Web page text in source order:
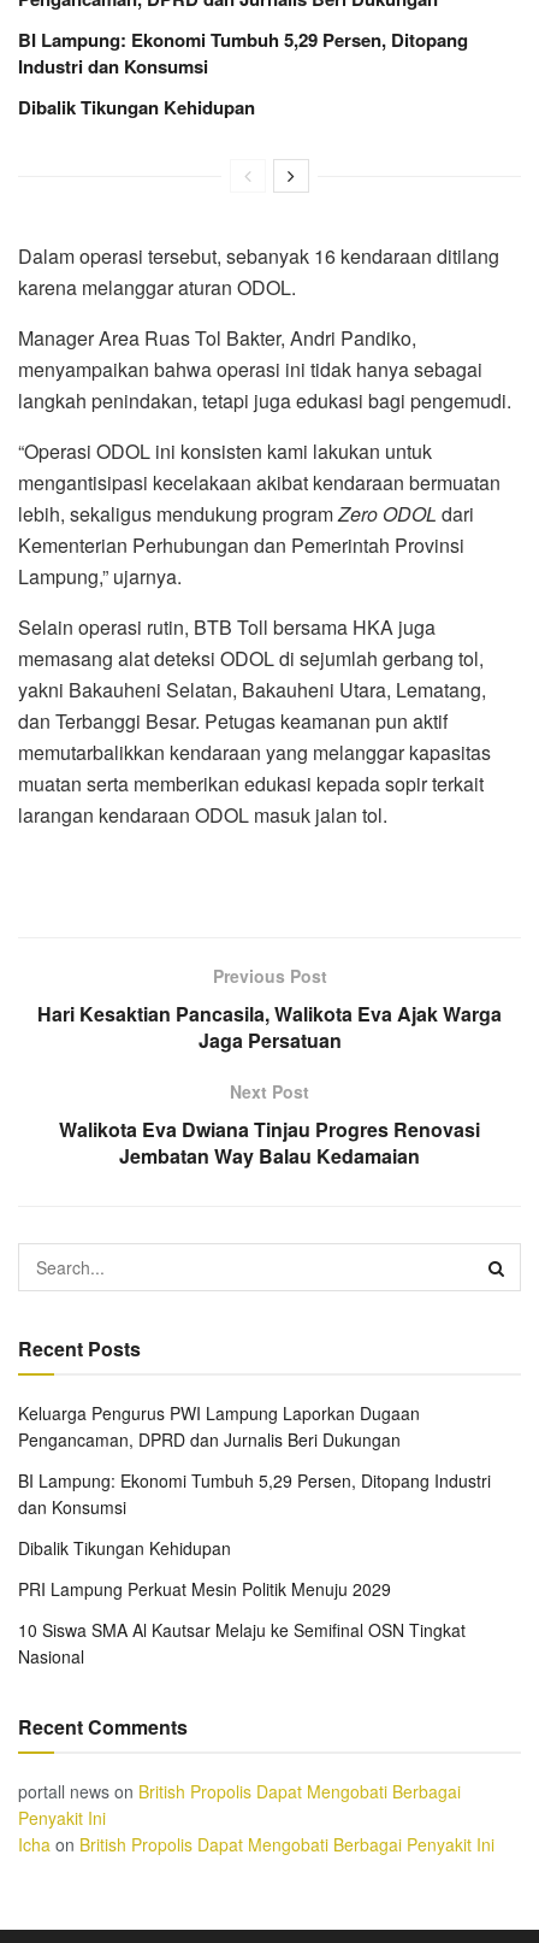
BI Lampung: Ekonomi Tumbuh 5,29 Persen, Ditopang
Industri dan Konsumsi
Dibalik Tikungan Kehidupan
Dalam operasi tersebut, sebanyak 16 kendaraan ditilang
karena melanggar aturan ODOL.
Manager Area Ruas Tol Bakter, Andri Pandiko,
menyampaikan bahwa operasi ini tidak hanya sebagai
langkah penindakan, tetapi juga edukasi bagi pengemudi.
“Operasi ODOL ini konsisten kami lakukan untuk
mengantisipasi kecelakaan akibat kendaraan bermuatan
lebih, sekaligus mendukung programZero ODOL dari
Kementerian Perhubungan dan Pemerintah Provinsi
Lampung,” ujarnya.
Selain operasi rutin, BTB Toll bersama HKA juga
memasang alat deteksi ODOL di sejumlah gerbang tol,
yakni Bakauheni Selatan, Bakauheni Utara, Lematang,
dan Terbanggi Besar. Petugas keamanan pun aktif
memutarbalikkan kendaraan yang melanggar kapasitas
muatan serta memberikan edukasi kepada sopir terkait
larangan kendaraan ODOL masuk jalan tol.
Previous Post
Hari Kesaktian Pancasila, Walikota Eva Ajak Warga
Jaga Persatuan
Next Post
Walikota Eva Dwiana Tinjau Progres Renovasi
Jembatan Way Balau Kedamaian
Recent Posts
Keluarga Pengurus PWI Lampung Laporkan Dugaan
Pengancaman, DPRD dan Jurnalis Beri Dukungan
BI Lampung: Ekonomi Tumbuh 5,29 Persen, Ditopang Industri
dan Konsumsi
Dibalik Tikungan Kehidupan
PRI Lampung Perkuat Mesin Politik Menuju 2029
10 Siswa SMA Al Kautsar Melaju ke Semifinal OSN Tingkat
Nasional
Recent Comments
portall news on British Propolis Dapat Mengobati Berbagai
Penyakit Ini
Icha on British Propolis Dapat Mengobati Berbagai Penyakit Ini